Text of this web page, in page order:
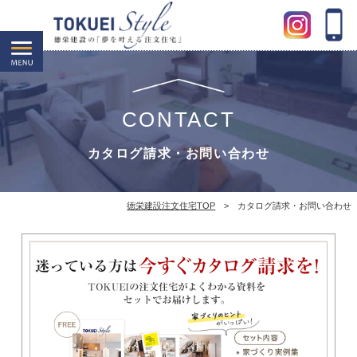
CONTACT
カタログ請求・お問い合わせ
徳栄建設注文住宅TOP > カタログ請求・お問い合わせ